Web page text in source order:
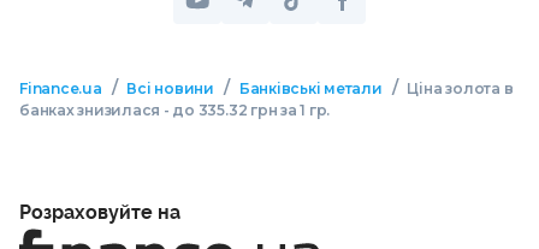
Finance.ua / Всі новини / Банківські метали / Ціна золота в
банках знизилася - до 335.32 грн за 1 гр.
Розраховуйте на